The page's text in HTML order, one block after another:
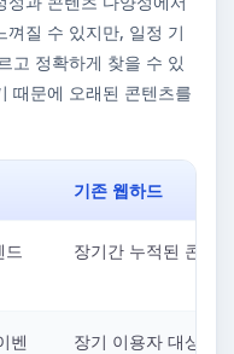
질 수 있지만, 일정 기
고 정확하게 찾을 수 있
때문에 오래된 콘텐츠를
기존 웹하드
드
장기간 누적된 콘텐
벤
장기 이용자 대상 혜